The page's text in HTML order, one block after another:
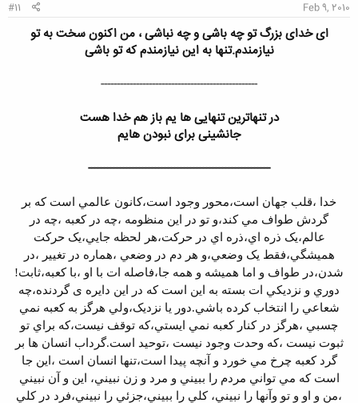
Feb 9, 2010
#11
ای خدای بزرگ تو چه باشی و چه نباشی ، من اکنون سخت به تو
نیازمندم.تنها به این نیازمندم که تو باشی
-------------------------------------------------
در تنهاترین تنهایی ها یم باز هم خدا هست
جانشینی برای نبودن هایم
---------------------------------------------------------
خدا ،قلب جهان است،محور وجود است،کانون عالمي است که بر
گردش طواف مي کند،و تو در اين منظومه ،چه در کعبه ،چه در
عالم،يک ذره اي،ذره اي در حرکت،هر لحظه جايي،يک حرکت
هميشگي،فقط يک وضعي،و هر دم در وضعي ،هماره در تغيير ،در
شدن،در طواف و اما هميشه و همه جا،فاصله ات با او ،با کعبه،ثابت!
دوري و نزديکي ات بسته به اين است که در اين دايره ی گردنده،چه
شعاعي را انتخاب کرده باشي.دور يا نزديک،ولي هرگز به کعبه نمي
چسبي ،هرگز در کنار کعبه نمي ايستي،که توقف نيست،که براي تو
ثبوت نيست ،که وحدت وجود نيست ،توحيد است.گرداب انسان ها بر
گرد کعبه چرخ مي خورد و آنچه پيدا است،تنها انسان است ،اين جا
است که مي تواني مردم را ببيني و مرد و زن نبيني، اين و آن نبيني
،من و او و تو وآنها را نبيني، کلي را ببيني،جزئي را نبيني،فرد در کلي